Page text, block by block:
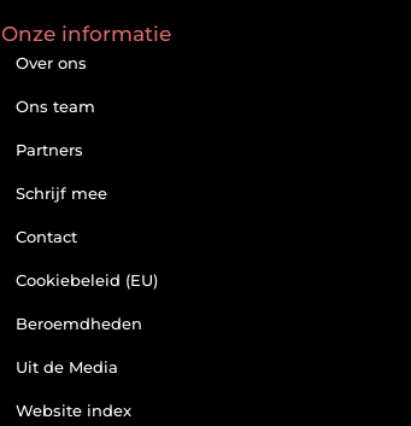
Onze informatie
Over ons
Ons team
Partners
Schrijf mee
Contact
Cookiebeleid (EU)
Beroemdheden
Uit de Media
Website index